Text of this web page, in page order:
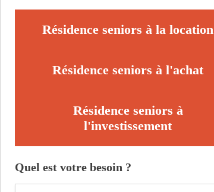
Résidence seniors à la location
Résidence seniors à l'achat
Résidence seniors à
l'investissement
Quel est votre besoin ?